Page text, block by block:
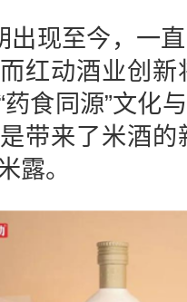
出现至今，一
红动酒业创
药食同源”文化
带来了米酒
露。